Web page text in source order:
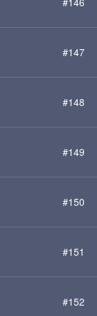
#148
#149
#150
#151
#152
#153